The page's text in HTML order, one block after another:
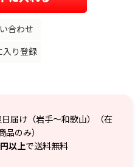
合わせ
入り登録
届け（岩手～和歌山）（在
品のみ）
以上で送料無料